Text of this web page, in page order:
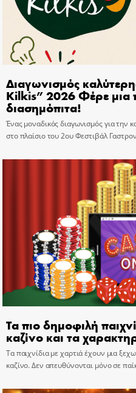
Διαγωνισμός
Kilkis” 2026 Φέρε μια
διασημόπιτα!
Ένας μοναδικός διαγωνισμός για την
στο πλαίσιο του 2ου Φεστιβάλ
Τα πιο δημοφιλή
καζίνο και τα
Τα παιχνίδια με χαρτιά έχουν μια
καζίνο. Δεν απευθύνονται μόνο σε